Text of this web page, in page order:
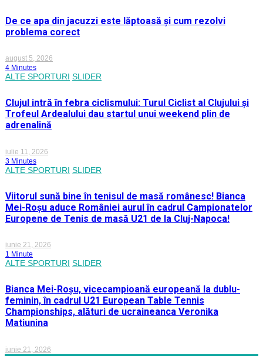
De ce apa din jacuzzi este lăptoasă și cum rezolvi
problema corect
august 5, 2026
4 Minutes
ALTE SPORTURI SLIDER
Clujul intră în febra ciclismului: Turul Ciclist al Clujului și
Trofeul Ardealului dau startul unui weekend plin de
adrenalină
iulie 11, 2026
3 Minutes
ALTE SPORTURI SLIDER
Viitorul sună bine în tenisul de masă românesc! Bianca
Mei-Roșu aduce României aurul în cadrul Campionatelor
Europene de Tenis de masă U21 de la Cluj-Napoca!
iunie 21, 2026
1 Minute
ALTE SPORTURI SLIDER
Bianca Mei-Roșu, vicecampioană europeană la dublu-
feminin, în cadrul U21 European Table Tennis
Championships, alături de ucraineanca Veronika
Matiunina
iunie 21, 2026